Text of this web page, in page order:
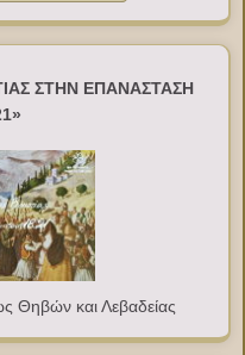
ΣΤΗΝ ΕΠΑΝΑΣΤΑΣΗ
Θηβών και Λεβαδείας